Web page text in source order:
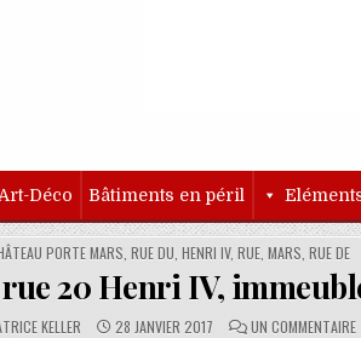
Art-Déco Bâtiments en péril
INPORTE MARS, RUE DU ,HENRI IV, RUE ,MARS, RUE DE
rue 20 Henri IV,
KELLER PUBLISHED DATE:
28 JANVIER 2017 COMMENTS:
UN COMMENTAIRE